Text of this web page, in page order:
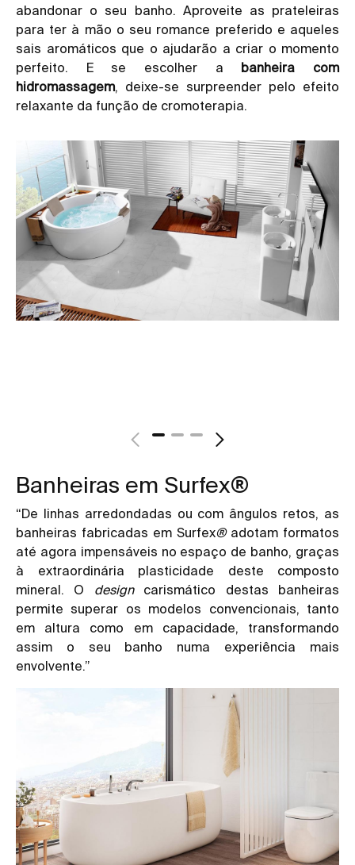
abandonar o seu banho. Aproveite as prateleiras
para ter à mão o seu romance preferido e aqueles
sais aromáticos que o ajudarão a criar o momento
perfeito. E se escolher a banheira com
hidromassagem, deixe-se surpreender pelo efeito
relaxante da função de cromoterapia.
Banheiras em Surfex®
“De linhas arredondadas ou com ângulos retos, as
banheiras fabricadas em Surfex®adotam formatos
até agora impensáveis no espaço de banho, graças
à extraordinária plasticidade deste composto
mineral. O designcarismático destas banheiras
permite superar os modelos convencionais, tanto
em altura como em capacidade, transformando
assim o seu banho numa experiência mais
envolvente.”